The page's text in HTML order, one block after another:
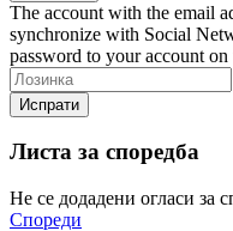
The account with the email
synchronize with Social
password to your account on
Листа за споредба
Не се додадени огласи за
Спореди